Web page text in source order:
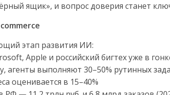
ящик», и вопрос доверия станет
этап развития ИИ:
Apple и российский бигтех уже в
агенты выполняют 30–50% рутинных
оценивается в 15–40%